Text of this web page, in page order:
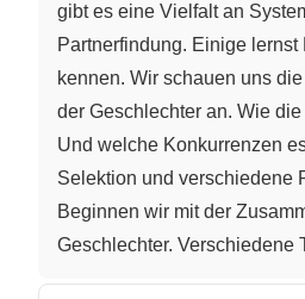
gibt es eine Vielfalt an
Partnerfindung. Einige
kennen. Wir schauen uns
der Geschlechter an. Wie
Und welche Konkurrenzen
Selektion und verschiedene
Beginnen wir mit der
Geschlechter. Verschiedene